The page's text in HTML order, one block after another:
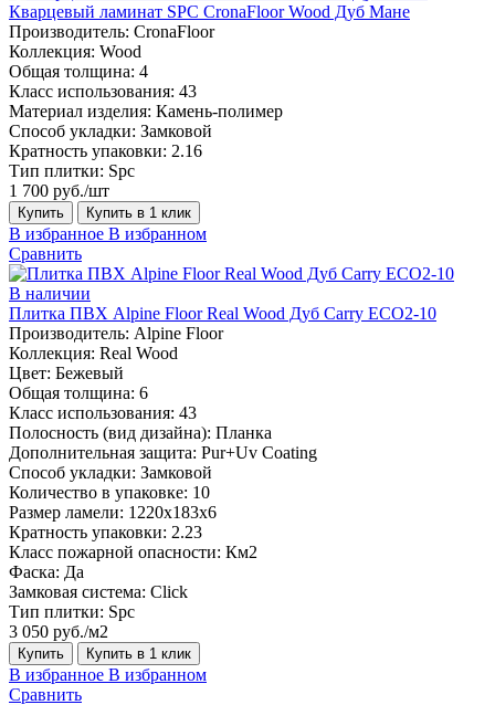
Кварцевый ламинат SPC CronaFloor Wood Дуб Мане
Производитель: CronaFloor
Коллекция: Wood
Общая толщина: 4
Класс использования: 43
Материал изделия: Камень-полимер
Способ укладки: Замковой
Кратность упаковки: 2.16
Тип плитки: Spc
1 700 руб./шт
Купить Купить в 1 клик
В избранное В избранном
Сравнить
В наличии
Плитка ПВХ Alpine Floor Real Wood Дуб Carry ECO2-10
Производитель: Alpine Floor
Коллекция: Real Wood
Цвет: Бежевый
Общая толщина: 6
Класс использования: 43
Полосность (вид дизайна): Планка
Дополнительная защита: Pur+Uv Coating
Способ укладки: Замковой
Количество в упаковке: 10
Размер ламели: 1220х183х6
Кратность упаковки: 2.23
Класс пожарной опасности: Км2
Фаска: Да
Замковая система: Click
Тип плитки: Spc
3 050 руб./м2
Купить Купить в 1 клик
В избранное В избранном
Сравнить